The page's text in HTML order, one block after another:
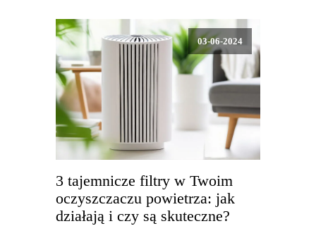
03-06-2024
3 tajemnicze filtry w Twoim
oczyszczaczu powietrza: jak
działają i czy są skuteczne?